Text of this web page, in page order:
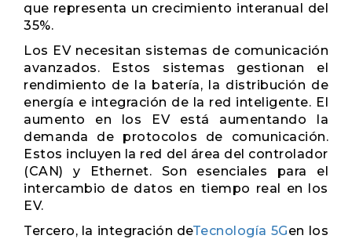
que representa un crecimiento interanual del
35%.
Los EV necesitan sistemas de comunicación
avanzados. Estos sistemas gestionan el
rendimiento de la batería, la distribución de
energía e integración de la red inteligente. El
aumento en los EV está aumentando la
demanda de protocolos de comunicación.
Estos incluyen la red del área del controlador
(CAN) y Ethernet. Son esenciales para el
intercambio de datos en tiempo real en los
EV.
Tercero, la integración deTecnología 5Gen los